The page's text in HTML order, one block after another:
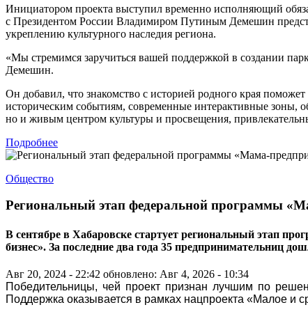
Инициатором проекта выступил временно исполняющий
с Президентом России Владимиром Путиным Демешин
укреплению культурного наследия региона.
«Мы стремимся заручиться вашей поддержкой в создании
Демешин.
Он добавил, что знакомство с историей родного края
историческим событиям, современные интерактивные зоны,
но и живым центром культуры и просвещения,
Подробнее
Общество
Региональный этап федеральной программы
В сентябре в Хабаровске стартует региональный этап
бизнес». За последние два года 35 предпринимательниц
Авг 20, 2024 - 22:42 обновлено: Авг 4, 2026 - 10:34
Победительницы, чей проект признан лучшим по
Поддержка оказывается в рамках нацпроекта «Малое и